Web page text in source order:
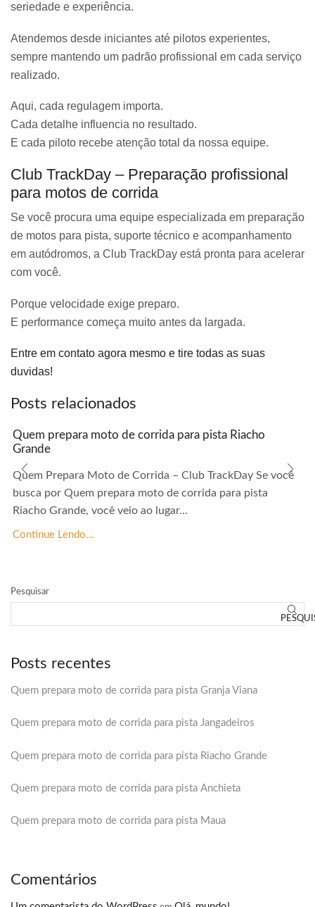
seriedade e experiência.
Atendemos desde iniciantes até pilotos experientes,
sempre mantendo um padrão profissional em cada serviço
realizado.
Aqui, cada regulagem importa.
Cada detalhe influencia no resultado.
E cada piloto recebe atenção total da nossa equipe.
Club TrackDay – Preparação profissional
para motos de corrida
Se você procura uma equipe especializada em preparação
de motos para pista, suporte técnico e acompanhamento
em autódromos, a Club TrackDay está pronta para acelerar
com você.
Porque velocidade exige preparo.
E performance começa muito antes da largada.
Entre em contato agora mesmo e tire todas as suas
duvidas!
Posts relacionados
Quem prepara moto de corrida para pista Riacho
Grande
Quem Prepara Moto de Corrida – Club TrackDay Se você
busca por Quem prepara moto de corrida para pista
Riacho Grande, você veio ao lugar...
Continue Lendo...
Pesquisar
Posts recentes
Quem prepara moto de corrida para pista Granja Viana
Quem prepara moto de corrida para pista Jangadeiros
Quem prepara moto de corrida para pista Riacho Grande
Quem prepara moto de corrida para pista Anchieta
Quem prepara moto de corrida para pista Maua
Comentários